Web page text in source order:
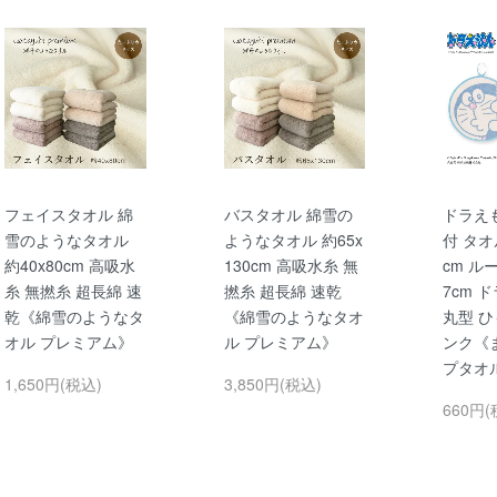
フェイスタオル 綿
雪のようなタオル
約40x80cm 高吸水
糸 無撚糸 超長綿 速
乾《綿雪のようなタ
オル プレミアム》
1,650円(税込)
バスタオル 綿雪の
ようなタオル 約65x
130cm 高吸水糸 無
撚糸 超長綿 速乾
《綿雪のようなタオ
ル プレミアム》
3,850円(税込)
ドラ
付 タ
cm ル
7cm ド
丸型
ンク《
プタオ
660円(